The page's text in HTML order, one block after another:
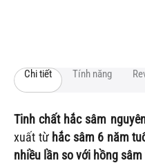
Chi tiết Tính năng
Tinh chất hắc sâm
xuất từ hắc sâm 6 năm
nhiều lần so với hồng